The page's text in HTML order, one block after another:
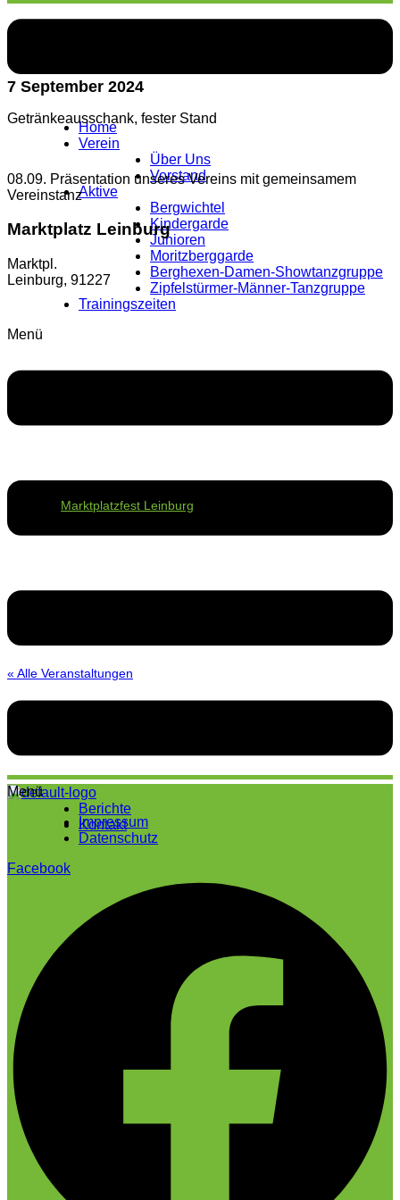
Home
Verein
Über Uns
Vorstand
Aktive
Bergwichtel
Kindergarde
Junioren
Moritzberggarde
Berghexen-Damen-Showtanzgruppe
Zipfelstürmer-Männer-Tanzgruppe
Trainingszeiten
Menü
Berichte
Kontakt
7 September 2024
Getränkeausschank, fester Stand
08.09. Präsentation unseres Vereins mit gemeinsamem
Vereinstanz
Marktplatz Leinburg
Marktpl.
Leinburg, 91227
Marktplatzfest Leinburg
« Alle Veranstaltungen
Menü
Impressum
Datenschutz
Facebook